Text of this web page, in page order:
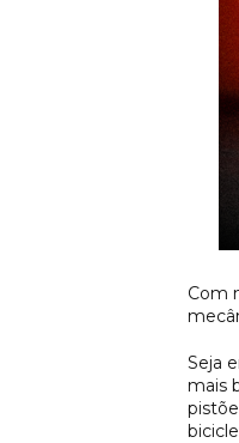
Com
Seja
mais